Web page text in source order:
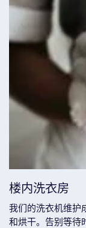
楼内洗衣房
我们的洗衣机维护
和烘干。告别等待